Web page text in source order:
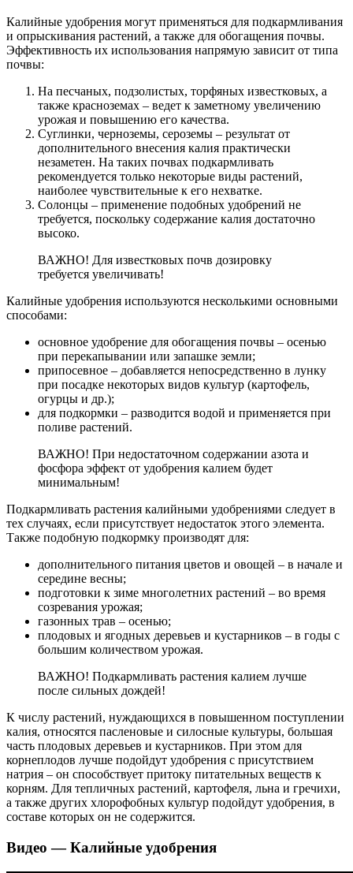
Калийные удобрения могут применяться для подкармливания
и опрыскивания растений, а также для обогащения почвы.
Эффективность их использования напрямую зависит от типа
почвы:
На песчаных, подзолистых, торфяных известковых, а
также красноземах – ведет к заметному увеличению
урожая и повышению его качества.
Суглинки, черноземы, сероземы – результат от
дополнительного внесения калия практически
незаметен. На таких почвах подкармливать
рекомендуется только некоторые виды растений,
наиболее чувствительные к его нехватке.
Солонцы – применение подобных удобрений не
требуется, поскольку содержание калия достаточно
высоко.
ВАЖНО! Для известковых почв дозировку
требуется увеличивать!
Калийные удобрения используются несколькими основными
способами:
основное удобрение для обогащения почвы – осенью
при перекапывании или запашке земли;
припосевное – добавляется непосредственно в лунку
при посадке некоторых видов культур (картофель,
огурцы и др.);
для подкормки – разводится водой и применяется при
поливе растений.
ВАЖНО! При недостаточном содержании азота и
фосфора эффект от удобрения калием будет
минимальным!
Подкармливать растения калийными удобрениями следует в
тех случаях, если присутствует недостаток этого элемента.
Также подобную подкормку производят для:
дополнительного питания цветов и овощей – в начале и
середине весны;
подготовки к зиме многолетних растений – во время
созревания урожая;
газонных трав – осенью;
плодовых и ягодных деревьев и кустарников – в годы с
большим количеством урожая.
ВАЖНО! Подкармливать растения калием лучше
после сильных дождей!
К числу растений, нуждающихся в повышенном поступлении
калия, относятся пасленовые и силосные культуры, большая
часть плодовых деревьев и кустарников. При этом для
корнеплодов лучше подойдут удобрения с присутствием
натрия – он способствует притоку питательных веществ к
корням. Для тепличных растений, картофеля, льна и гречихи,
а также других хлорофобных культур подойдут удобрения, в
составе которых он не содержится.
Видео — Калийные удобрения